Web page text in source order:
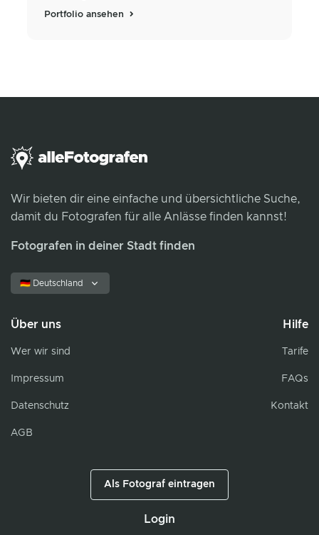
Portfolio ansehen
Wir bieten dir eine einfache und übersichtliche Suche,
damit du Fotografen für alle Anlässe finden kannst!
Fotografen in deiner Stadt finden
🇩🇪 Deutschland
Über uns
Wer wir sind
Impressum
Datenschutz
AGB
Hilfe
Tarife
FAQs
Kontakt
Als Fotograf eintragen
Login